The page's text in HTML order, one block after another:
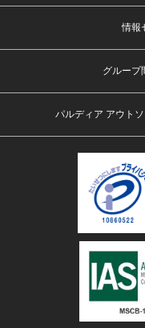
情報
グループ
パルディア アウト